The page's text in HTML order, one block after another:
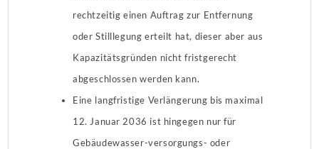
rechtzeitig einen Auftrag zur Entfernung
oder Stilllegung erteilt hat, dieser aber aus
Kapazitätsgründen nicht fristgerecht
abgeschlossen werden kann.
Eine langfristige Verlängerung bis maximal
12. Januar 2036 ist hingegen nur für
Gebäudewasser-versorgungs- oder